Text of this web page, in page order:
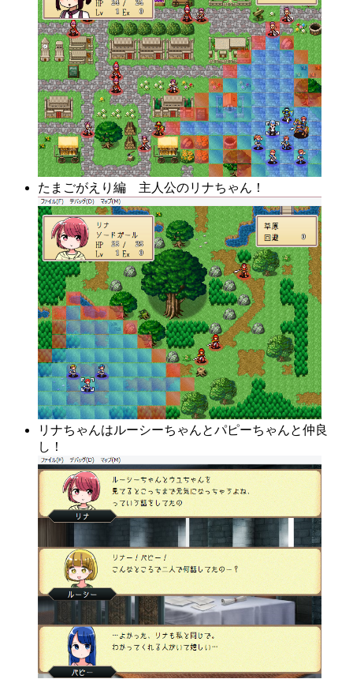
たまごがえり編 主人公のリナちゃん！
リナちゃんはルーシーちゃんとパピーちゃんと仲良
し！